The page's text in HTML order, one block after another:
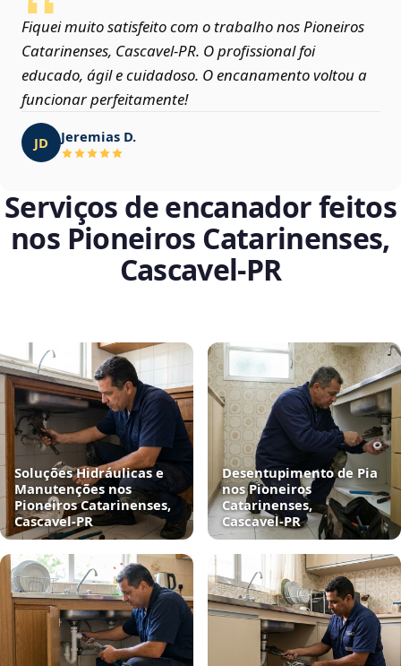
Fiquei muito satisfeito com o trabalho nos Pioneiros
Catarinenses, Cascavel‑PR. O profissional foi
educado, ágil e cuidadoso. O encanamento voltou a
funcionar perfeitamente!
JD Jeremias D.
Serviços de encanador feitos
nos Pioneiros Catarinenses,
Cascavel‑PR
Soluções Hidráulicas e
Manutenções nos
Pioneiros Catarinenses,
Cascavel‑PR
Desentupimento de Pia
nos Pioneiros
Catarinenses,
Cascavel‑PR